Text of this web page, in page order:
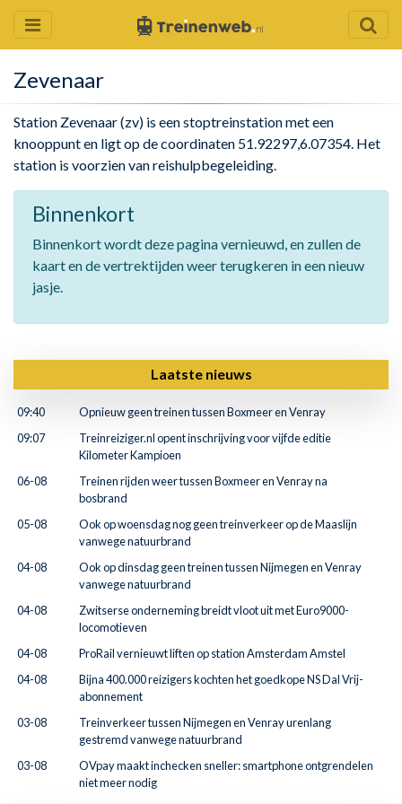
Zevenaar
Station Zevenaar (zv) is een stoptreinstation met een
knooppunt en ligt op de coordinaten 51.92297,6.07354. Het
station is voorzien van reishulpbegeleiding.
Binnenkort
Binnenkort wordt deze pagina vernieuwd, en zullen de
kaart en de vertrektijden weer terugkeren in een nieuw
jasje.
Laatste nieuws
09:40
Opnieuw geen treinen tussen Boxmeer en Venray
09:07
Treinreiziger.nl opent inschrijving voor vijfde editie
Kilometer Kampioen
06-08
Treinen rijden weer tussen Boxmeer en Venray na
bosbrand
05-08
Ook op woensdag nog geen treinverkeer op de Maaslijn
vanwege natuurbrand
04-08
Ook op dinsdag geen treinen tussen Nijmegen en Venray
vanwege natuurbrand
04-08
Zwitserse onderneming breidt vloot uit met Euro9000-
locomotieven
04-08
ProRail vernieuwt liften op station Amsterdam Amstel
04-08
Bijna 400.000 reizigers kochten het goedkope NS Dal Vrij-
abonnement
03-08
Treinverkeer tussen Nijmegen en Venray urenlang
gestremd vanwege natuurbrand
03-08
OVpay maakt inchecken sneller: smartphone ontgrendelen
niet meer nodig